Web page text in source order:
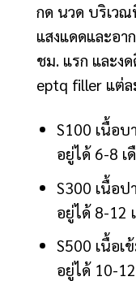
กด นวด บริเวณ
แสงแดดและอา
ชม. แรก และง
eptq filler แต่ล
S100 เนื้อบ
อยู่ได้ 6-8 เ
S300 เนื้อป
อยู่ได้ 8-12
S500 เนื้อ
อยู่ได้ 10-